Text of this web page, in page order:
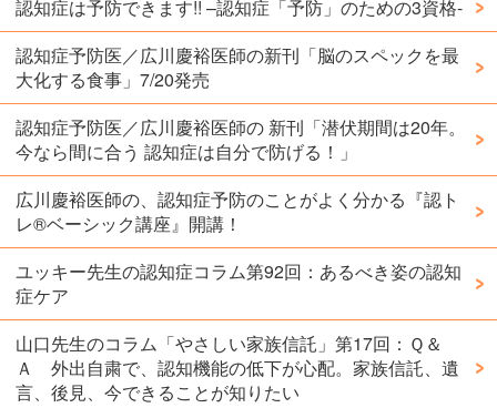
認知症は予防できます!! –認知症「予防」のための3資格-
認知症予防医／広川慶裕医師の新刊「脳のスペックを最
大化する食事」7/20発売
認知症予防医／広川慶裕医師の 新刊「潜伏期間は20年。
今なら間に合う 認知症は自分で防げる！」
広川慶裕医師の、認知症予防のことがよく分かる『認ト
レ®️ベーシック講座』開講！
ユッキー先生の認知症コラム第92回：あるべき姿の認知
症ケア
山口先生のコラム「やさしい家族信託」第17回：Ｑ＆
Ａ 外出自粛で、認知機能の低下が心配。家族信託、遺
言、後見、今できることが知りたい